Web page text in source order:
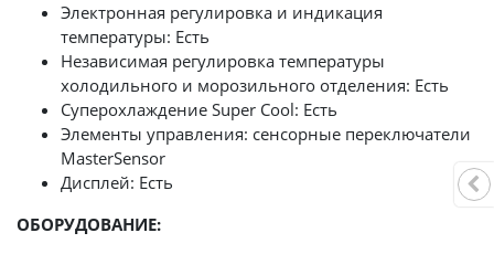
Электронная регулировка и индикация
температуры: Есть
Независимая регулировка температуры
холодильного и морозильного отделения: Есть
Суперохлаждение Super Сool: Есть
Элементы управления: сенсорные переключатели
MasterSensor
Дисплей: Есть
ОБОРУДОВАНИЕ: